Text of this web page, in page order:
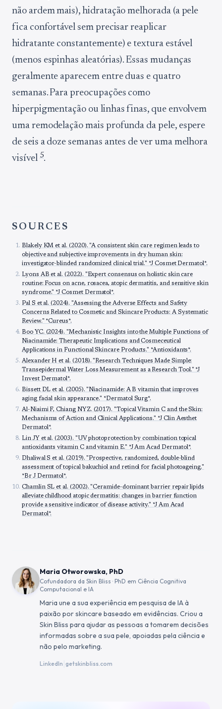
não ardem mais), hidratação melhorada (a pele
fica confortável sem precisar reaplicar
hidratante constantemente) e textura estável
(menos espinhas aleatórias). Essas mudanças
geralmente aparecem entre duas e quatro
semanas. Para preocupações como
hiperpigmentação ou linhas finas, que envolvem
uma remodelação mais profunda da pele, espere
de seis a doze semanas antes de ver uma melhora
visível 5.
SOURCES
Blakely KM et al. (2020). "A consistent skin care regimen leads to
objective and subjective improvements in dry human skin:
investigator-blinded randomized clinical trial." *J Cosmet Dermatol*.
Lyons AB et al. (2022). "Expert consensus on holistic skin care
routine: Focus on acne, rosacea, atopic dermatitis, and sensitive skin
syndrome." *J Cosmet Dermatol*.
Pal S et al. (2024). "Assessing the Adverse Effects and Safety
Concerns Related to Cosmetic and Skincare Products: A Systematic
Review." *Cureus*.
Boo YC. (2024). "Mechanistic Insights into the Multiple Functions of
Niacinamide: Therapeutic Implications and Cosmeceutical
Applications in Functional Skincare Products." *Antioxidants*.
Alexander H et al. (2018). "Research Techniques Made Simple:
Transepidermal Water Loss Measurement as a Research Tool." *J
Invest Dermatol*.
Bissett DL et al. (2005). "Niacinamide: A B vitamin that improves
aging facial skin appearance." *Dermatol Surg*.
Al-Niaimi F, Chiang NYZ. (2017). "Topical Vitamin C and the Skin:
Mechanisms of Action and Clinical Applications." *J Clin Aesthet
Dermatol*.
Lin JY et al. (2003). "UV photoprotection by combination topical
antioxidants vitamin C and vitamin E." *J Am Acad Dermatol*.
Dhaliwal S et al. (2019). "Prospective, randomized, double-blind
assessment of topical bakuchiol and retinol for facial photoageing."
*Br J Dermatol*.
Chamlin SL et al. (2002). "Ceramide-dominant barrier repair lipids
alleviate childhood atopic dermatitis: changes in barrier function
provide a sensitive indicator of disease activity." *J Am Acad
Dermatol*.
Maria Otworowska, PhD
Cofundadora da Skin Bliss · PhD em Ciência Cognitiva
Computacional e IA
Maria une a sua experiência em pesquisa de IA à
paixão por skincare baseado em evidências. Criou a
Skin Bliss para ajudar as pessoas a tomarem decisões
informadas sobre a sua pele, apoiadas pela ciência e
não pelo marketing.
LinkedIn getskinbliss.com